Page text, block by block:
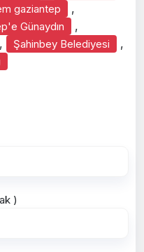
gaziantep ,
Günaydın ,
, Şahinbey Belediyesi ,
)